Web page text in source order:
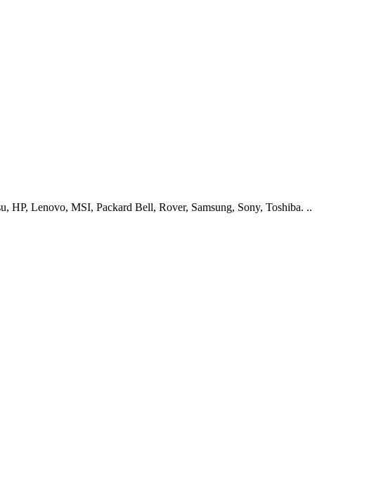
Lenovo, MSI, Packard Bell, Rover, Samsung, Sony, Toshiba. ..